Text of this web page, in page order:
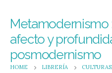
Metamodernismo
afecto y
posmodernismo
HOME LIBRERÍA CULTURAS,